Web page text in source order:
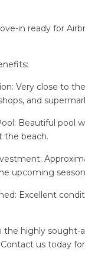
in ready for
Very close to
and
Beautiful pool
the beach.
upcoming
Excellent
the highly sought-
us today